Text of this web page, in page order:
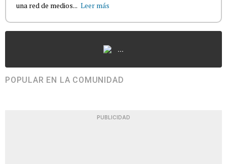
una red de medios... Leer más
...
POPULAR EN LA COMUNIDAD
PUBLICIDAD